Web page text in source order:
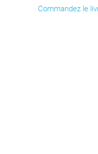
Commandez le